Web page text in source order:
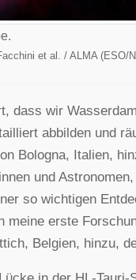
et al. / ALMA (ESO/
dass wir
abbilden und
Bologna, Italien,
und
so wichtigen
meine erste
Belgien, hinzu,